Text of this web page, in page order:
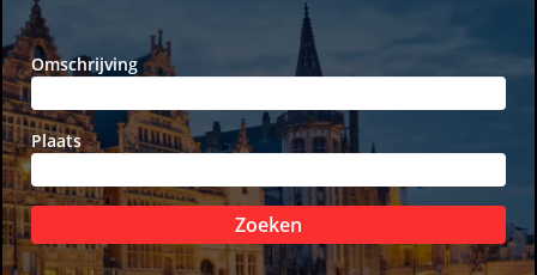
Omschrijving
Plaats
Zoeken